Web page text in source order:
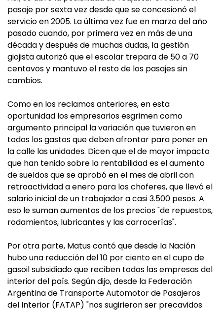
pasaje por sexta vez desde que se concesionó el
servicio en 2005. La última vez fue en marzo del año
pasado cuando, por primera vez en más de una
década y después de muchas dudas, la gestión
giojista autorizó que el escolar trepara de 50 a 70
centavos y mantuvo el resto de los pasajes sin
cambios.
Como en los reclamos anteriores, en esta
oportunidad los empresarios esgrimen como
argumento principal la variación que tuvieron en
todos los gastos que deben afrontar para poner en
la calle las unidades. Dicen que el de mayor impacto
que han tenido sobre la rentabilidad es el aumento
de sueldos que se aprobó en el mes de abril con
retroactividad a enero para los choferes, que llevó el
salario inicial de un trabajador a casi 3.500 pesos. A
eso le suman aumentos de los precios "de repuestos,
rodamientos, lubricantes y las carrocerías".
Por otra parte, Matus contó que desde la Nación
hubo una reducción del 10 por ciento en el cupo de
gasoil subsidiado que reciben todas las empresas del
interior del país. Según dijo, desde la Federación
Argentina de Transporte Automotor de Pasajeros
del Interior (FATAP) "nos sugirieron ser precavidos